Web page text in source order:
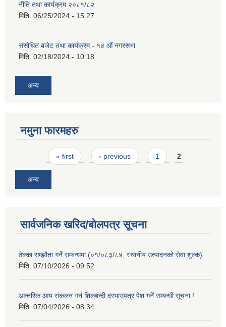
नीति तथा कार्यक्रम २०८१/८२
मिति: 06/25/2024 - 15:27
संसोधित बजेट तथा कार्यक्रम - १४ औं नगरसभा
मिति: 02/18/2024 - 10:18
अन्य
नमुना फारमहरु
Pages« first ‹ previous 1 2
अन्य
सार्वजनिक खरिद/बोलपत्र सूचना
ठेक्का सम्झौता गर्ने सम्बन्धमा (०१/०८३/८४, स्थानीय उत्पादनको सेवा शुल्क)
मिति: 07/10/2026 - 09:52
आन्तरिक आय संकलन गर्न शिलबन्दी दरभाउपत्र पेश गर्ने सम्बन्धी सूचना !
मिति: 07/04/2026 - 08:34